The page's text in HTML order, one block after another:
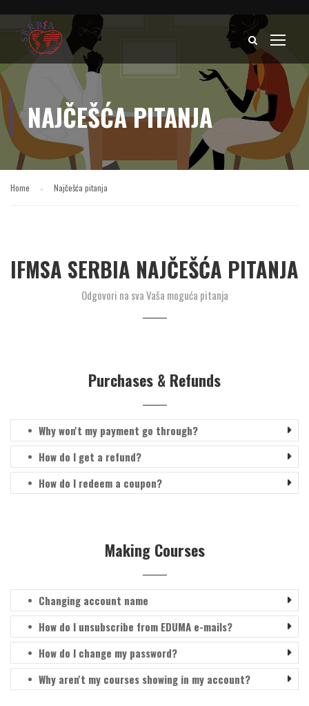
NAJČEŠĆA PITANJA
Home Najčešća pitanja
IFMSA SERBIA NAJČEŠĆA PITANJA
Odgovori na sva Vaša moguća pitanja
Purchases & Refunds
Why won't my payment go through?
How do I get a refund?
How do I redeem a coupon?
Making Courses
Changing account name
How do I unsubscribe from EDUMA e-mails?
How do I change my password?
Why aren't my courses showing in my account?